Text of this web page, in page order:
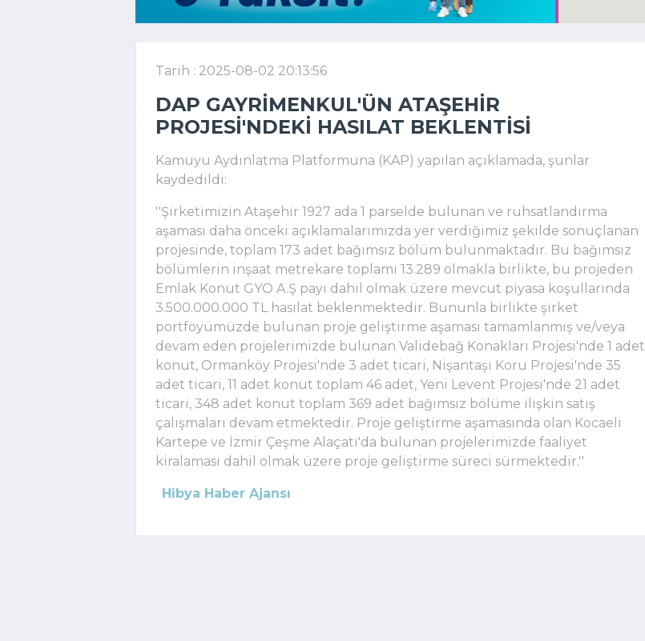
Tarih : 2025-08-02 20:13:56
DAP GAYRIMENKUL'ÜN ATAŞEHIR
PROJESI'NDEKI HASILAT BEKLENTISI
Kamuyu Aydınlatma Platformuna (KAP) yapılan açıklamada, şunlar
kaydedildi:
''Şirketimizin Ataşehir 1927 ada 1 parselde bulunan ve ruhsatlandırma
aşaması daha önceki açıklamalarımızda yer verdiğimiz şekilde sonuçlanan
projesinde, toplam 173 adet bağımsız bölüm bulunmaktadır. Bu bağımsız
bölümlerin inşaat metrekare toplamı 13.289 olmakla birlikte, bu projeden
Emlak Konut GYO A.Ş payı dahil olmak üzere mevcut piyasa koşullarında
3.500.000.000 TL hasılat beklenmektedir. Bununla birlikte şirket
portföyümüzde bulunan proje geliştirme aşaması tamamlanmış ve/veya
devam eden projelerimizde bulunan Validebağ Konakları Projesi'nde 1 adet
konut, Ormanköy Projesi'nde 3 adet ticari, Nişantaşı Koru Projesi'nde 35
adet ticari, 11 adet konut toplam 46 adet, Yeni Levent Projesi'nde 21 adet
ticari, 348 adet konut toplam 369 adet bağımsız bölüme ilişkin satış
çalışmaları devam etmektedir. Proje geliştirme aşamasında olan Kocaeli
Kartepe ve İzmir Çeşme Alaçatı'da bulunan projelerimizde faaliyet
kiralaması dahil olmak üzere proje geliştirme süreci sürmektedir.''
Hibya Haber Ajansı